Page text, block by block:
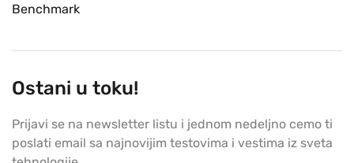
Benchmark
Ostani u toku!
Prijavi se na newsletter listu i jednom nedeljno cemo ti
poslati email sa najnovijim testovima i vestima iz sveta